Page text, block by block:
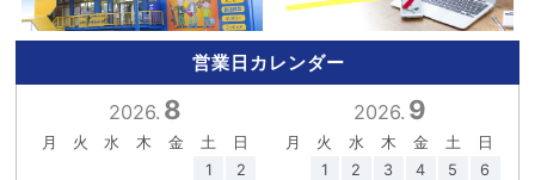
営業日カレンダー
2026. 8
月 火 水 木 金 土
日
1
2
2026. 9
月 火 水 木 金 土
日
1
2 3 4 5
6